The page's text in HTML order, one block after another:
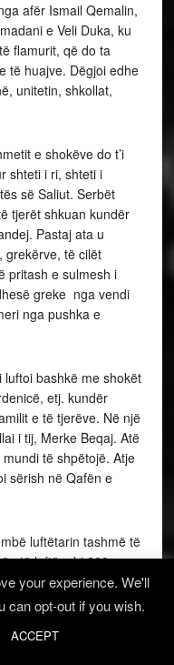
afër Ismail Qemalin,
e Veli Duka, ku
flamurit, që do ta
të huajve. Dëgjoi edhe
unitetin, shkollat,
e shokëve do t’i
shteti i ri, shteti i
së Saliut. Serbët
tjerët shkuan kundër
Pastaj ata u
grekërve, të cilët
pritash e sulmesh i
greke nga vendi
nga pushka e
bashkë me shokët
etj. kundër
e të tjerëve. Në një
i tij, Merke Beqaj. Atë
të shpëtojë. Atje
sërish në Qafën e
luftëtarin tashmë të
atë luftë mbi 200
Midis tyre u dallua
në Vreshtat e
shkruan epope të
your experience. We'll
can opt-out if you wish.
ACCEPT